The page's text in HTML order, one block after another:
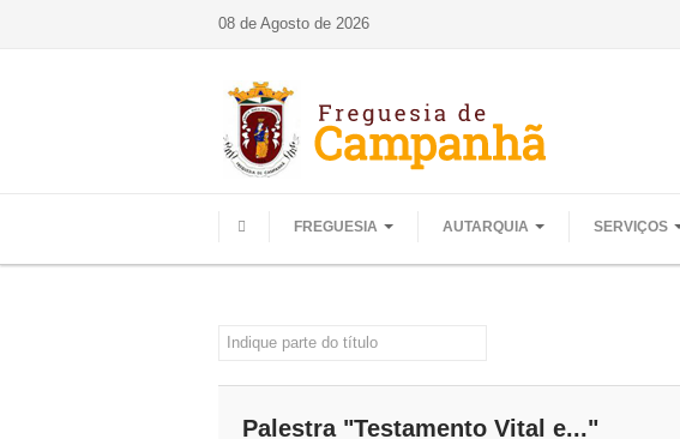
08 de Agosto de 2026
FREGUESIA AUTARQUIA SERVIÇOS
Indique parte do título
Palestra "Testamento Vital e..."